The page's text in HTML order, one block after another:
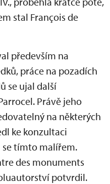
stal François de
především na
práce na pozadích
se ujal další
Právě jeho
na některých
ke konzultaci
tímto malířem.
des monuments
potvrdil.